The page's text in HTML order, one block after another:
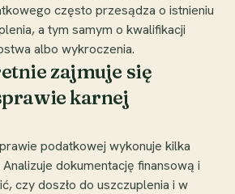
często przesądza o istnieniu
a tym samym o kwalifikacji
albo wykroczenia.
zajmuje się
karnej
podatkowej wykonuje kilka
dokumentację finansową i
czy doszło do uszczuplenia i w